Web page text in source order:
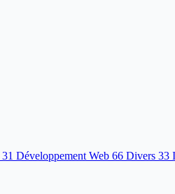
31 Développement Web 66 Divers 33